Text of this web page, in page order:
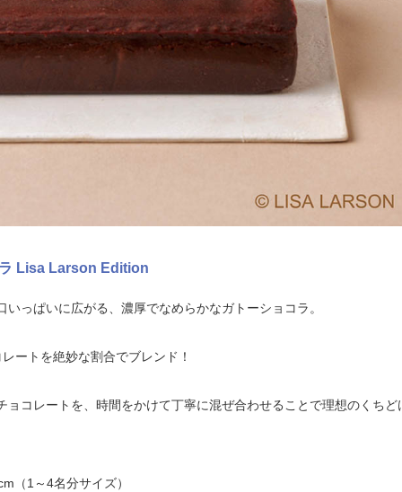
Lisa Larson Edition
っぱいに広がる、濃厚でなめらかなガトーショコラ。
ートを絶妙な割合でブレンド！
ョコレートを、時間をかけて丁寧に混ぜ合わせることで理想のくちど
（1～4名分サイズ）